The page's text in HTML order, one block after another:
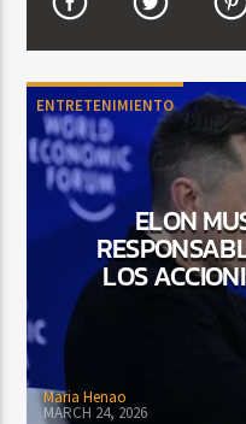
TITLE
ARTIST
CURRENT SHOW
7:00
ENTRETENIMIENTO
ELON
LOS
Maria Henao
MARCH 24, 2026